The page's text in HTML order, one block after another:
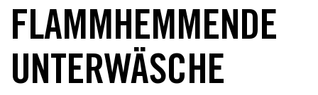
FLAMMHEMMENDE
UNTERWÄSCHE